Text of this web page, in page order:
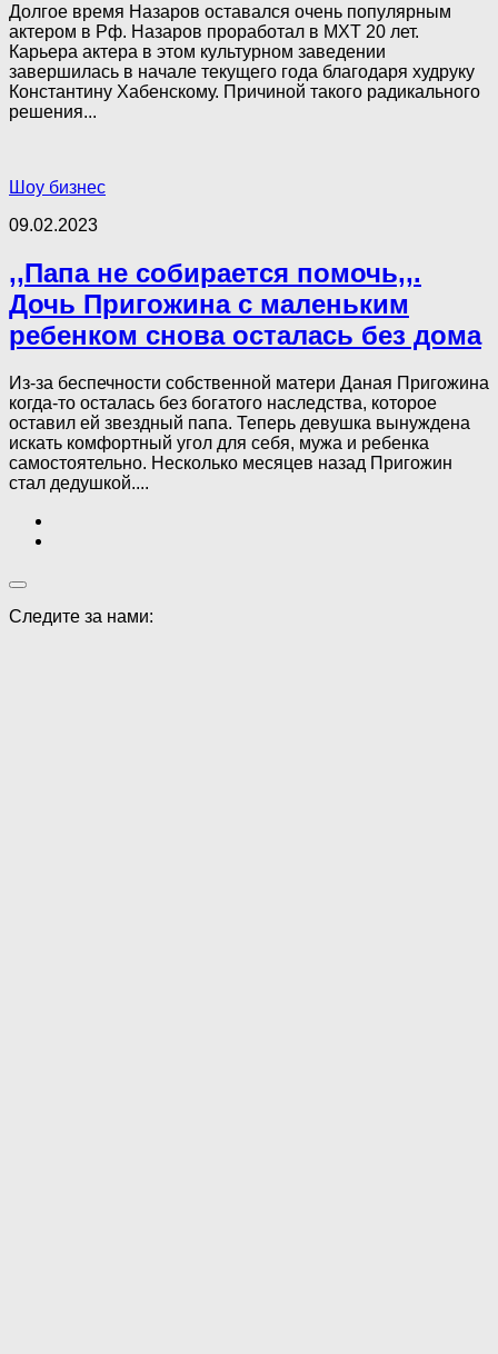
Долгое время Назаров оставался очень популярным
актером в Рф. Назаров проработал в МХТ 20 лет.
Карьера актера в этом культурном заведении
завершилась в начале текущего года благодаря худруку
Константину Хабенскому. Причиной такого радикального
решения...
Шоу бизнес
09.02.2023
,,Папа не собирается помочь,,.
Дочь Пригожина с маленьким
ребенком снова осталась без дома
Из-за беспечности собственной матери Даная Пригожина
когда-то осталась без богатого наследства, которое
оставил ей звездный папа. Теперь девушка вынуждена
искать комфортный угол для себя, мужа и ребенка
самостоятельно. Несколько месяцев назад Пригожин
стал дедушкой....
Следите за нами: